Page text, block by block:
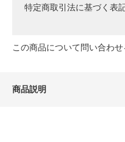
特定商取引法に基づく表
この商品について問い合わせ
商品説明